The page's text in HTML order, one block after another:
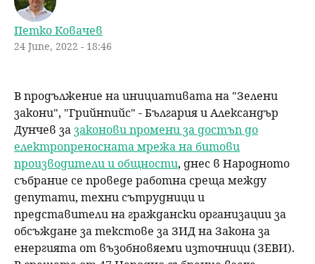
Петко Ковачев
24 June, 2022 - 18:46
В продължение на инициативата на "Зелени
закони", "Грийнпийс" - България и Александър
Дунчев за законови промени за достъп до
електропреносната мрежа на битови
производители и общности, днес в Народното
събрание се проведе работна среща между
депутати, техни сътрудници и
представители на граждански организации за
обсъждане за текстове за ЗИД на Закона за
енергията от възобновяеми източници (ЗЕВИ).